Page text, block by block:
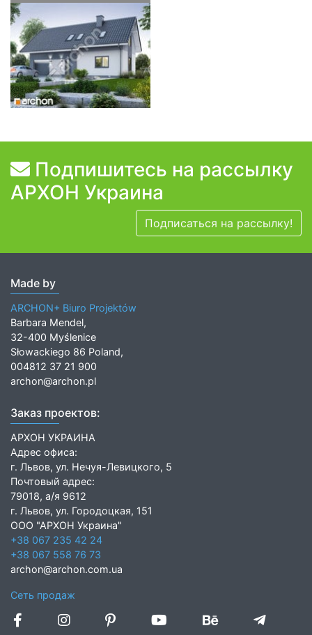
Подпишитесь на рассылку
АРХОН Украина
Подписаться на рассылку!
Made by
ARCHON+ Biuro Projektów
Barbara Mendel,
32-400 Myślenice
Słowackiego 86 Poland,
004812 37 21 900
archon@archon.pl
Заказ проектов:
АРХОН УКРАИНА
Адрес офиса:
г. Львов, ул. Нечуя-Левицкого, 5
Почтовый адрес:
79018, а/я 9612
г. Львов, ул. Городоцкая, 151
ООО "АРХОН Украина"
+38 067 235 42 24
+38 067 558 76 73
archon@archon.com.ua
Сеть продаж